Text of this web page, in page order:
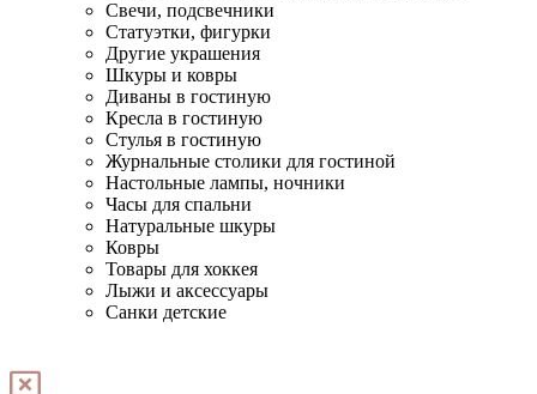
Свечи, подсвечники
Статуэтки, фигурки
Другие украшения
Шкуры и ковры
Диваны в гостиную
Кресла в гостиную
Стулья в гостиную
Журнальные столики для гостиной
Настольные лампы, ночники
Часы для спальни
Натуральные шкуры
Ковры
Товары для хоккея
Лыжи и аксессуары
Санки детские